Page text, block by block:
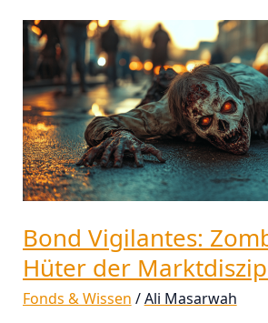
Bond Vigilantes:
Hüter der
Fonds & Wissen /Ali Masarwah
Bond
Vigilantes:
Zombies
oder
Hüter
der
Marktdisziplin?